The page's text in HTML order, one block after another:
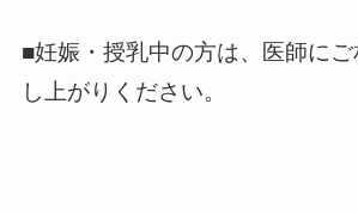
■妊娠・授乳中の方は、医師に
し上がりください。